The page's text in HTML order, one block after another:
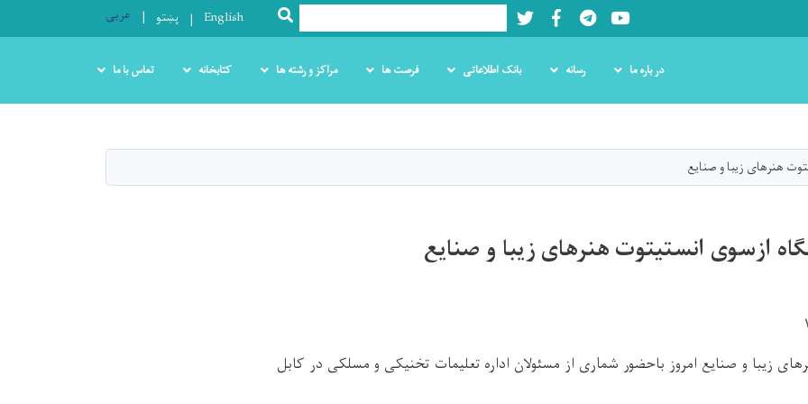
content
Youtube
LinkedIn
Facebook
Twitter
Search
SEARCH
English پښتو عربی
در باره ما رسانه بانک اطلاعاتی فرصت ها مراکز و رشته ها کتابخانه تماس با ما
هنرهای زیبا و صنایع
ازسوی انستیتوت هنرهای زیبا و صنایع
زیبا و صنایع امروز باحضور شماری از مسئولان اداره تعلیمات تخنیکی و مسلکی در کابل